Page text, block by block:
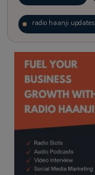
radio haanji updates
kitaab kahani